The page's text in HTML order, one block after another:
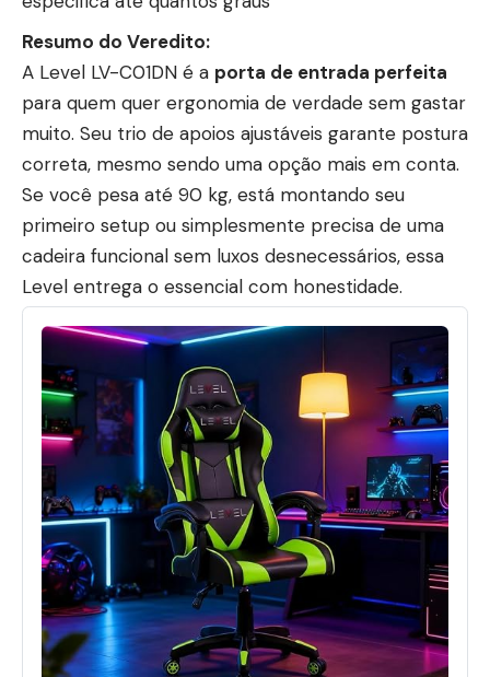
Resumo do Veredito:
A Level LV-C01DN é a porta de entrada perfeita
para quem quer ergonomia de verdade sem gastar
muito. Seu trio de apoios ajustáveis garante postura
correta, mesmo sendo uma opção mais em conta.
Se você pesa até 90 kg, está montando seu
primeiro setup ou simplesmente precisa de uma
cadeira funcional sem luxos desnecessários, essa
Level entrega o essencial com honestidade.